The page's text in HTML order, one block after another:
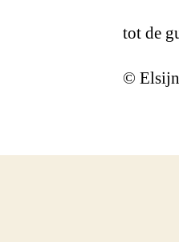
tot de
©